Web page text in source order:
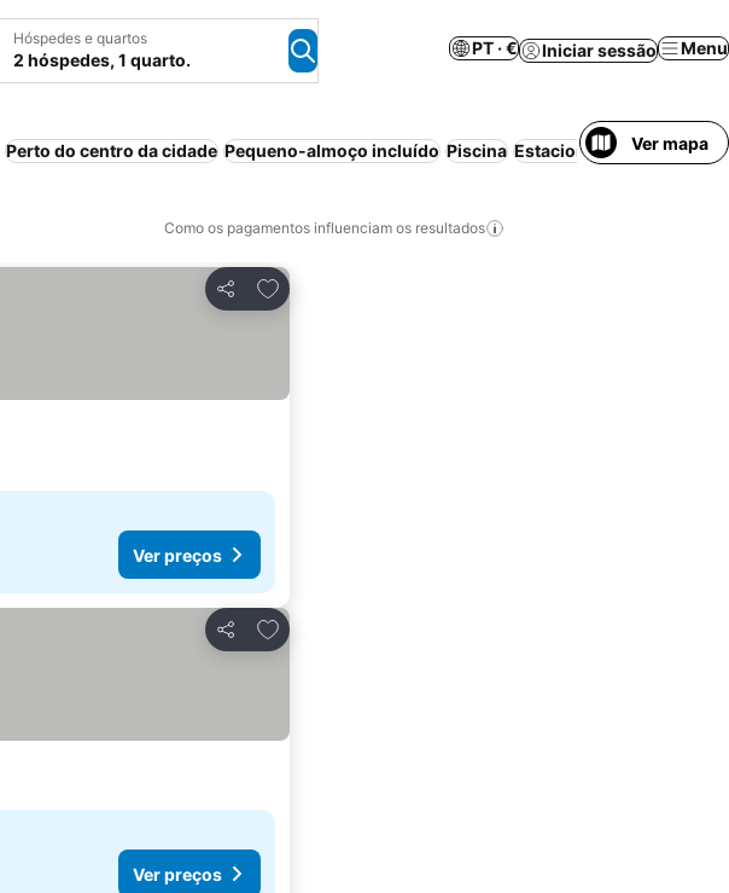
Hóspedes e quartos
2 hóspedes, 1 quarto.
PT · € Iniciar sessão Menu
Perto do centro da cidade Pequeno-almoço incluído Piscina Estacionamento Praia
Ver mapa
Como os pagamentos influenciam os resultados
Partilhar
Adicionar aos favoritos
Ver preços
Partilhar
Adicionar aos favoritos
Ver preços